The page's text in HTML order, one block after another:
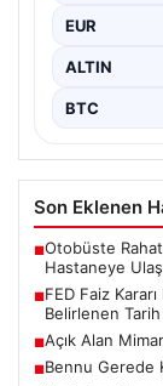
EUR
ALTIN
BTC
Son Eklenen
■Otobüste
Hastaneye
■FED Faiz
Belirlenen
■Açık Alan
■Bennu Gerede